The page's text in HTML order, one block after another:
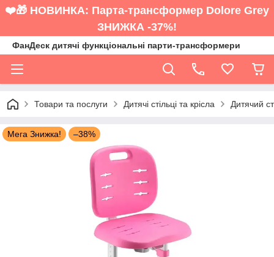
❤️🎁 НОВИНКА: Парта-трансформер Dolore Grey
ЗНИЖКА -37%!
ФанДеск дитячі функціональні парти-трансформери
Товари та послуги Дитячі стільці та крісла Дитячий
Мега Знижка! –38%